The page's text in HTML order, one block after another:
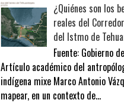
¿Quiénes son los
reales del
del Istmo de
Fuente: Gobierno
Artículo académico del
indígena mixe Marco Antonio
mapear, en un contexto de...